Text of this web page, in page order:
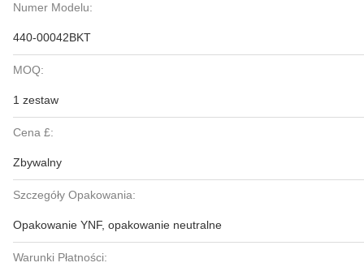
Numer Modelu:
440-00042BKT
MOQ:
1 zestaw
Cena £:
Zbywalny
Szczegóły Opakowania:
Opakowanie YNF, opakowanie neutralne
Warunki Płatności: